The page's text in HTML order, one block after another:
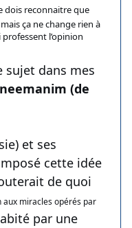
dois reconnaitre que
ça ne change rien à
professent l’opinion
sujet dans mes
(de
et ses
cette idée
de quoi
aux miracles opérés par
par une